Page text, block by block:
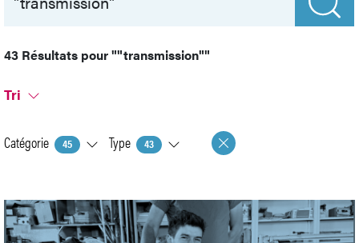
43 Résultats pour""transmission""
Tri
Catégorie 45 Type 43